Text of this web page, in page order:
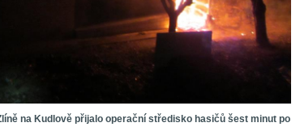
na Kudlově přijalo operační středisko hasičů šest minut po